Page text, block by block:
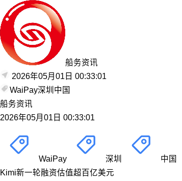
船务资讯
2026年05月01日 00:33:01
WaiPay深圳 中国
船务资讯
2026年05月01日 00:33:01
WaiPay 深圳
中国
Kimi新一轮融资估值超百亿美元